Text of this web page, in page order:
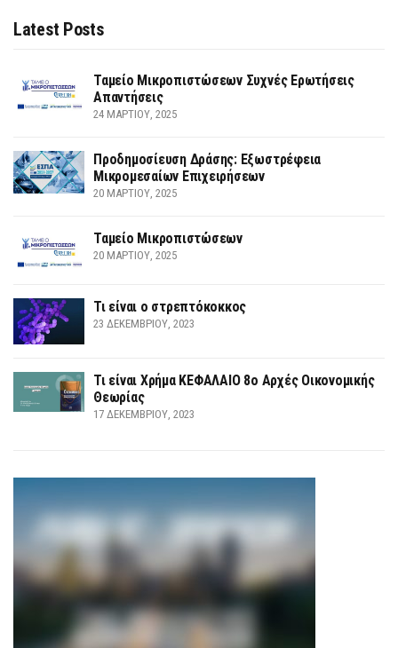
Latest Posts
Ταμείο Μικροπιστώσεων Συχνές Ερωτήσεις
Απαντήσεις
24 ΜΑΡΤΊΟΥ, 2025
Προδημοσίευση Δράσης: Εξωστρέφεια
Μικρομεσαίων Επιχειρήσεων
20 ΜΑΡΤΊΟΥ, 2025
Ταμείο Μικροπιστώσεων
20 ΜΑΡΤΊΟΥ, 2025
Τι είναι ο στρεπτόκοκκος
23 ΔΕΚΕΜΒΡΊΟΥ, 2023
Τι είναι Χρήμα ΚΕΦΑΛΑΙΟ 8ο Αρχές Οικονομικής
Θεωρίας
17 ΔΕΚΕΜΒΡΊΟΥ, 2023